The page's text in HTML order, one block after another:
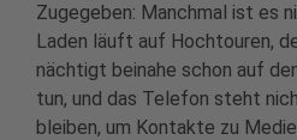
Zugegeben: Manchmal ist es
Laden läuft auf Hochtouren,
nächtigt beinahe schon auf
tun, und das Telefon steht
bleiben, um Kontakte zu